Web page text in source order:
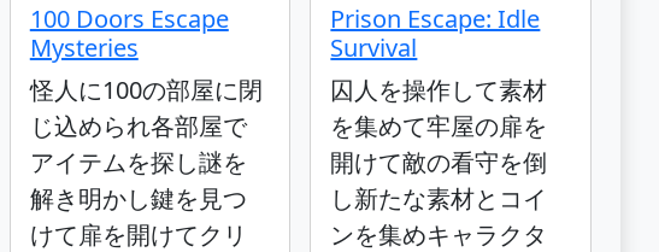
100 Doors Escape
Mysteries
怪人に100の部屋に閉
じ込められ各部屋で
アイテムを探し謎を
解き明かし鍵を見つ
けて扉を開けてクリ
Prison Escape: Idle
Survival
囚人を操作して素材
を集めて牢屋の扉を
開けて敵の看守を倒
し新たな素材とコイ
ンを集めキャラクタ